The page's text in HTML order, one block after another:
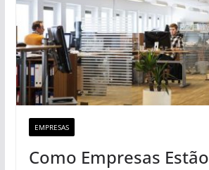
EMPRESAS
Como Empresas Estão